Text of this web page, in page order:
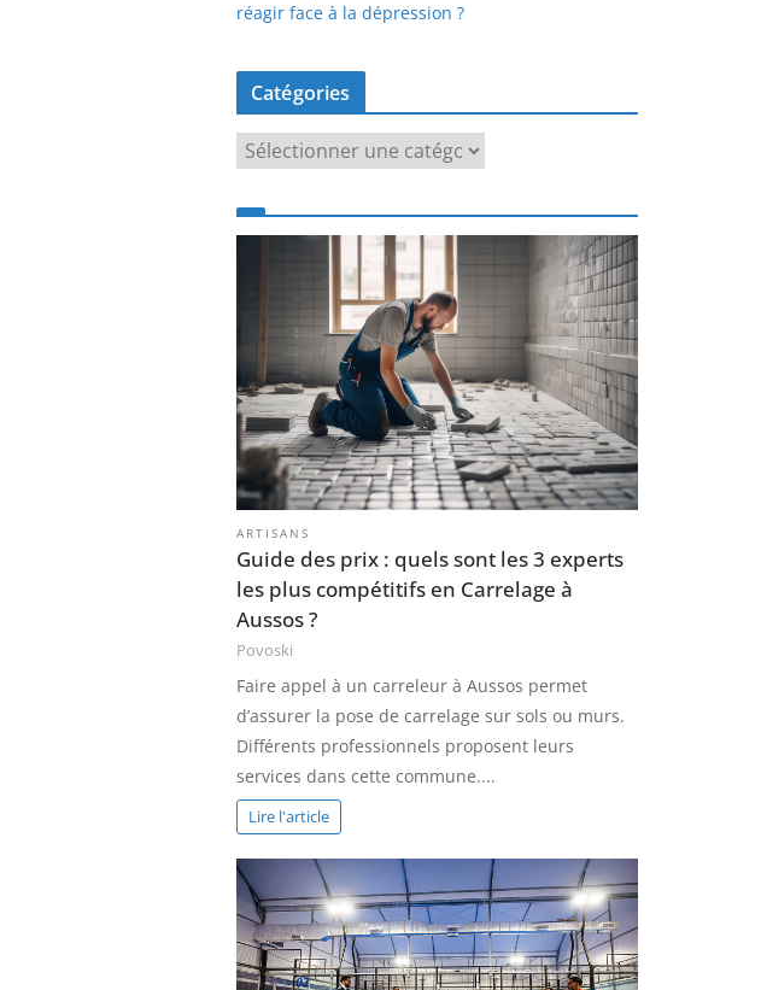
réagir face à la dépression ?
Catégories
a
t
é
e
s
ARTISANS
Guide des prix : quels sont les 3 experts
les plus compétitifs en Carrelage à
Aussos ?
Povoski
Faire appel à un carreleur à Aussos permet
d’assurer la pose de carrelage sur sols ou murs.
Différents professionnels proposent leurs
services dans cette commune....
Lire l'article